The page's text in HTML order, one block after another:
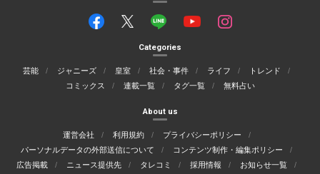
Categories
芸能 ジャニーズ 皇室 社会・事件 ライフ
トレンド
コミックス
連載一覧 タグ一覧 無料占い
About us
運営会社 利用規約
プライバシーポリシー
パーソナルデータの外部送信について
コンテンツ制作・編集ポリシー
広告掲載
ニュース提供先 タレコミ 採用情報
お知らせ一覧